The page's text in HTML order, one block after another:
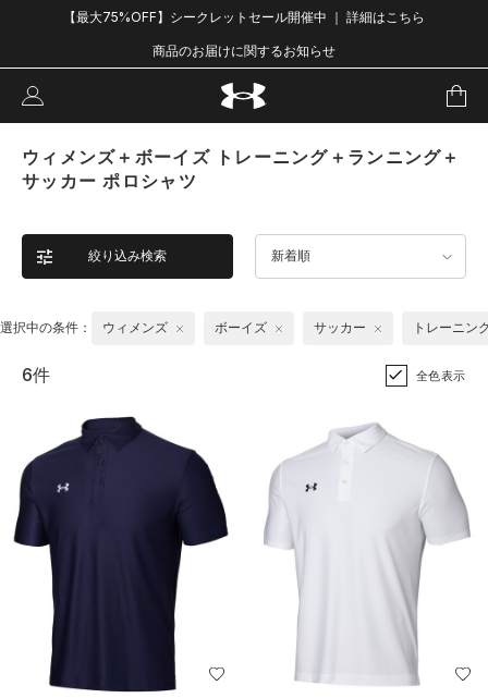
【最大75%OFF】シークレットセール開催中 ｜ 詳細はこちら
商品のお届けに関するお知らせ
ウィメンズ＋ボーイズ トレーニング＋ランニング＋
サッカー ポロシャツ
絞り込み検索 新着順
選択中の条件： ウィメンズ ボーイズ サッカー トレーニン
6件 全色表示